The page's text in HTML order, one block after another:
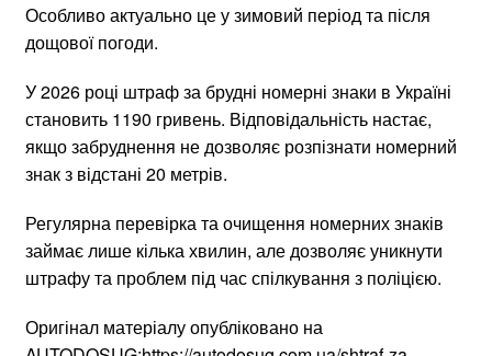
Особливо актуально це у зимовий період та після
дощової погоди.
У 2026 році штраф за брудні номерні знаки в Україні
становить 1190 гривень. Відповідальність настає,
якщо забруднення не дозволяє розпізнати номерний
знак з відстані 20 метрів.
Регулярна перевірка та очищення номерних знаків
займає лише кілька хвилин, але дозволяє уникнути
штрафу та проблем під час спілкування з поліцією.
Оригінал матеріалу опубліковано на